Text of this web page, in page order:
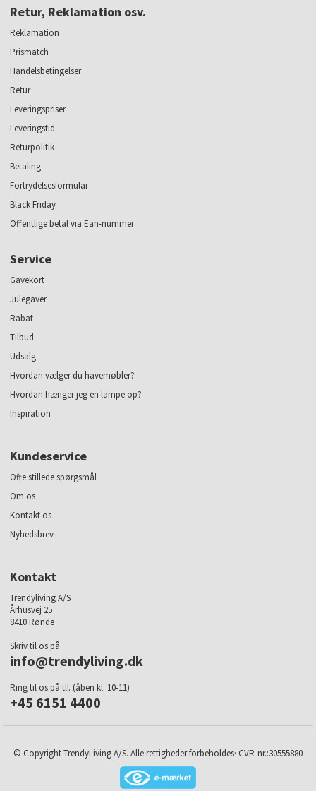
Retur, Reklamation osv.
Reklamation
Prismatch
Handelsbetingelser
Retur
Leveringspriser
Leveringstid
Returpolitik
Betaling
Fortrydelsesformular
Black Friday
Offentlige betal via Ean-nummer
Service
Gavekort
Julegaver
Rabat
Tilbud
Udsalg
Hvordan vælger du havemøbler?
Hvordan hænger jeg en lampe op?
Inspiration
Kundeservice
Ofte stillede spørgsmål
Om os
Kontakt os
Nyhedsbrev
Kontakt
Trendyliving A/S
Århusvej 25
8410 Rønde
Skriv til os på
info@trendyliving.dk
Ring til os på tlf. (åben kl. 10-11)
+45 6151 4400
© Copyright TrendyLiving A/S. Alle rettigheder forbeholdes· CVR-nr.:30555880